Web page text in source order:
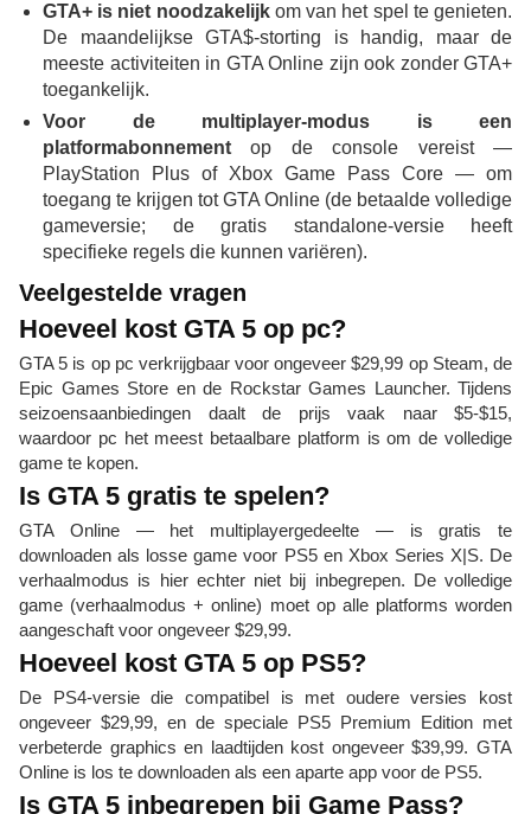
GTA+ is niet noodzakelijkom van het spel te genieten.
De maandelijkse GTA$-storting is handig, maar de
meeste activiteiten in GTA Online zijn ook zonder GTA+
toegankelijk.
Voor de multiplayer-modus is een
platformabonnement op de console vereist —
PlayStation Plus of Xbox Game Pass Core — om
toegang te krijgen tot GTA Online (de betaalde volledige
gameversie; de ​​gratis standalone-versie heeft
specifieke regels die kunnen variëren).
Veelgestelde vragen
Hoeveel kost GTA 5 op pc?
GTA 5 is op pc verkrijgbaar voor ongeveer $29,99 op Steam, de
Epic Games Store en de Rockstar Games Launcher. Tijdens
seizoensaanbiedingen daalt de prijs vaak naar $5-$15,
waardoor pc het meest betaalbare platform is om de volledige
game te kopen.
Is GTA 5 gratis te spelen?
GTA Online — het multiplayergedeelte — is gratis te
downloaden als losse game voor PS5 en Xbox Series X|S. De
verhaalmodus is hier echter niet bij inbegrepen. De volledige
game (verhaalmodus + online) moet op alle platforms worden
aangeschaft voor ongeveer $29,99.
Hoeveel kost GTA 5 op PS5?
De PS4-versie die compatibel is met oudere versies kost
ongeveer $29,99, en de speciale PS5 Premium Edition met
verbeterde graphics en laadtijden kost ongeveer $39,99. GTA
Online is los te downloaden als een aparte app voor de PS5.
Is GTA 5 inbegrepen bij Game Pass?